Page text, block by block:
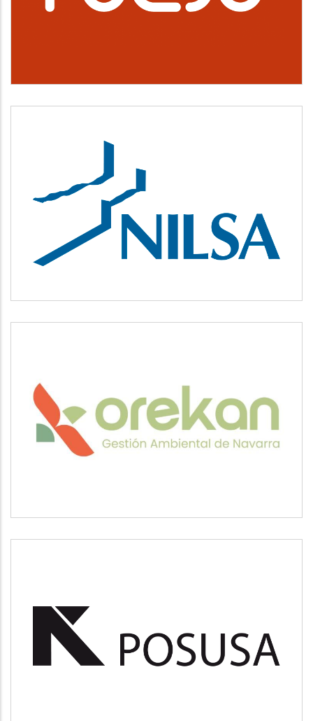
Cultura, deporte y ocio
NILSA
Medio ambiente
OREKAN
Medio ambiente
Medio ambiente